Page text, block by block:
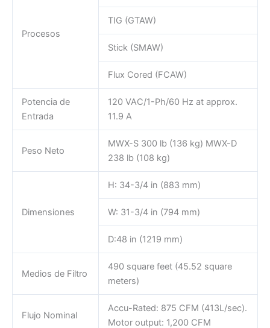
Procesos
TIG (GTAW)
Stick (SMAW)
Flux Cored (FCAW)
Potencia de
Entrada
120 VAC/1-Ph/60 Hz at approx.
11.9 A
Peso Neto
MWX-S 300 lb (136 kg) MWX-D
238 lb (108 kg)
Dimensiones
H: 34-3/4 in (883 mm)
W: 31-3/4 in (794 mm)
D:48 in (1219 mm)
Medios de Filtro
490 square feet (45.52 square
meters)
Flujo Nominal
Accu-Rated: 875 CFM (413L/sec).
Motor output: 1,200 CFM